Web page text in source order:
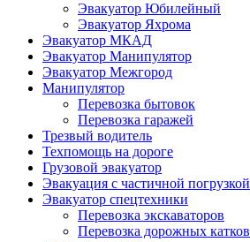
Эвакуатор Юбилейный
Эвакуатор Яхрома
Эвакуатор МКАД
Эвакуатор Манипулятор
Эвакуатор Межгород
Манипулятор
Перевозка бытовок
Перевозка гаражей
Трезвый водитель
Техпомощь на дороге
Грузовой эвакуатор
Эвакуация с частичной погрузкой
Эвакуатор спецтехники
Перевозка экскаваторов
Перевозка дорожных катков